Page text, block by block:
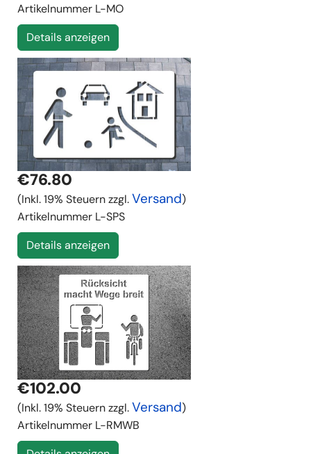
Artikelnummer L-MO
Details anzeigen
€76.80
(Inkl. 19% Steuern zzgl.Versand)
Artikelnummer L-SPS
Details anzeigen
€102.00
(Inkl. 19% Steuern zzgl.Versand)
Artikelnummer L-RMWB